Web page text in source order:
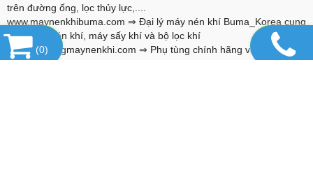
trên đường ống, lọc thủy lực,....
www.maynenkhibuma.com ⇒ Đại lý máy nén khí Buma_Korea cung
cấp: Máy nén khí, máy sấy khí và bộ lọc khí
www.phutungmaynenkhi.com ⇒ Phụ tùng chính hãng và thay thế
cho máy nén khí: Alascopco, Boge, Compair, Gardner Denver,
(0)